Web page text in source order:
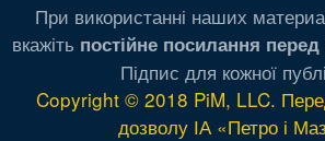
При використанні наших
вкажіть постійне посилання
Підпис для кожної
Copyright © 2018 PiM, LLC.
дозволу ІА «Петро і